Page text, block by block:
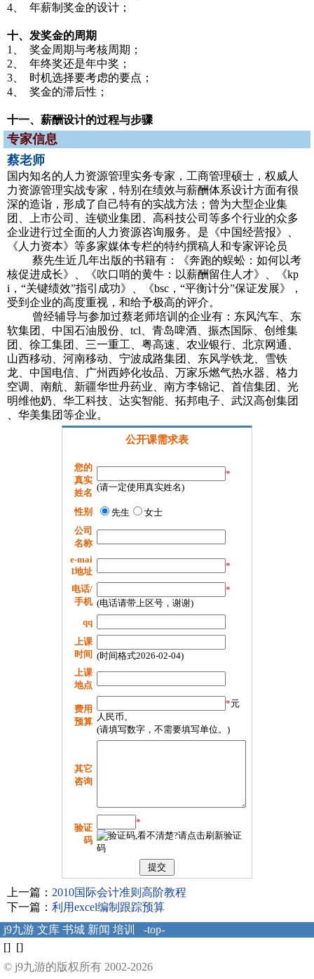
4、 年薪制奖金的设计；
十、发奖金的周期
1、 奖金周期与考核周期；
2、 年终奖还是年中奖；
3、 时机选择要考虑的要点；
4、 奖金的滞后性；
十一、薪酬设计的过程与步骤
专家信息
蔡老师
国内知名的人力资源管理实务专家，工商管理硕士，权威人
力资源管理实战专家，特别在绩效与薪酬体系设计方面有很
深的造诣，形成了自己特有的实战方法；曾为大型企业集
团、上市公司、连锁业集团、高科技公司等多个行业的众多
企业进行过全面的人力资源咨询服务。是《中国经营报》、
《人力资本》等多家媒体专栏的特约撰稿人和专家评论员
蔡先生近几年出版的书籍有：《奔跑的蜈蚣：如何以考
核促进成长》、《吹口哨的黄牛：以薪酬留住人才》、《kp
i，“关键绩效”指引成功》、《bsc，“平衡计分”保证发展》，
受到企业的高度重视，和给予极高的评介。
曾经辅导与参加过蔡老师培训的企业有：东风汽车、东
软集团、中国石油股份、tcl、青岛啤酒、振杰国际、创维集
团、徐工集团、三一重工、粤高速、农业银行、北京网通、
山西移动、河南移动、宁波成路集团、东风学铁龙、雪铁
龙、中国电信、广州西婷化妆品、万家乐燃气热水器、格力
空调、南航、新疆华世丹药业、南方李锦记、首信集团、光
明维他奶、华工科技、达实智能、拓邦电子、武汉高创集团
、华美集团等企业。
公开课需求表
您的
真实
姓名
*
(请一定使用真实姓名)
性别 先生
女士
公司
名称
e-mai
l地址
*
电话/
手机
*
(电话请带上区号，谢谢)
qq
上课
时间 (时间格式2026-02-04)
上课
地点
费用
预算
*元
人民币。
(请填写数字，不需要填写单位。)
其它
咨询
验证
码
*
上一篇： 2010国际会计准则高阶教程
下一篇： 利用excel编制跟踪预算
j9九游 文库 书城 新闻 培训
-top-
[] []
© j9九游的版权所有 2002-2026